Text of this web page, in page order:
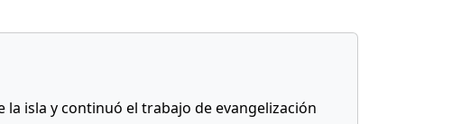
isla y continuó el trabajo de evangelización